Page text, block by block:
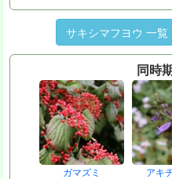
サキシマフヨウ 一覧
同時
ガマズミ アキ